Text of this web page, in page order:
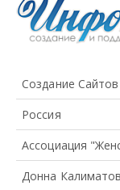
Создание Сайтов
Россия
Ассоциация
Донна